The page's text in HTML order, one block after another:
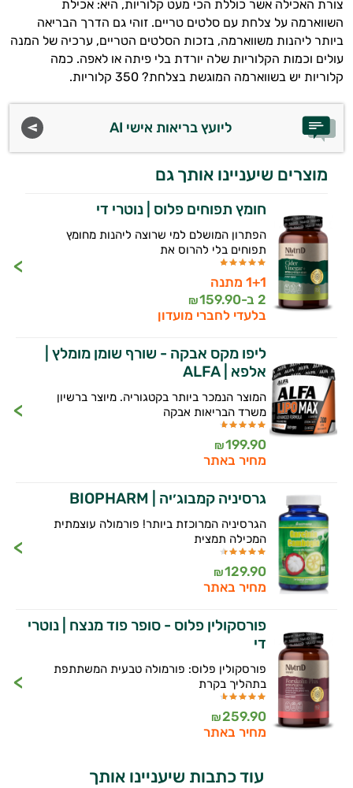
צורת האכילה אשר כוללת הכי מעט קלוריות, היא: אכילת
השווארמה על צלחת עם סלטים טריים. זוהי גם הדרך הבריאה
ביותר ליהנות משווארמה, בזכות הסלטים הטריים, ערכיה של המנה
עולים וכמות הקלוריות שלה יורדת בלי פיתה או לאפה. כמה
קלוריות יש בשווארמה המוגשת בצלחת? 350 קלוריות.
ליועץ בריאות אישי AI
מוצרים שיעניינו אותך גם
חומץ תפוחים פלוס | נוטרי די
הפתרון המושלם למי שרוצה ליהנות מחומץ
תפוחים בלי להרוס את
1+1 מתנה
2 ב-
159.90
₪
בלעדי לחברי מועדון
ליפו מקס אבקה - שורף שומן מומלץ |
אלפא | ALFA
המוצר הנמכר ביותר בקטגוריה. מיוצר ברשיון
משרד הבריאות אבקה
199.90
₪
מחיר באתר
גרסיניה קמבוג׳יה | BIOPHARM
הגרסיניה המרוכזת ביותר! פורמולה עוצמתית
המכילה תמצית
129.90
₪
מחיר באתר
פורסקולין פלוס - סופר פוד מנצח | נוטרי
די
פורסקולין פלוס: פורמולה טבעית המשתתפת
בתהליך בקרת
259.90
₪
מחיר באתר
עוד כתבות שיעניינו אותך
היי,
אני יועץ הבריאות האישי AI של טבע בריא.
וספרות מקצועית בתחומי הרפואה הטבעית
אני כאן כדי לעזור לך להתאים את תוספי
ולמצב הגופני שלך, ולהסביר לך אילו רכיבים
עובדים יחד כדי למקסם תוצאות גם בחיי היום
יום וגם בתחום הכושר והספורט.
המטרה שלי היא להתאים עבורך המלצות
אישיות מבוססות מדעית.